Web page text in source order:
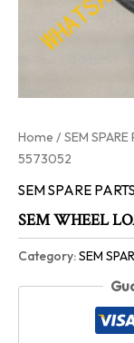
Home /SEM SPARE
5573052
SEM SPARE PARTS
SEM WHEEL
Category:SEM